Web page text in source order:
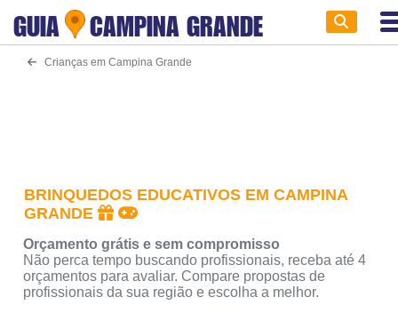
GUIA CAMPINA GRANDE
Crianças em Campina Grande
BRINQUEDOS EDUCATIVOS EM CAMPINA
GRANDE
Orçamento grátis e sem compromisso
Não perca tempo buscando profissionais, receba até 4
orçamentos para avaliar. Compare propostas de
profissionais da sua região e escolha a melhor.